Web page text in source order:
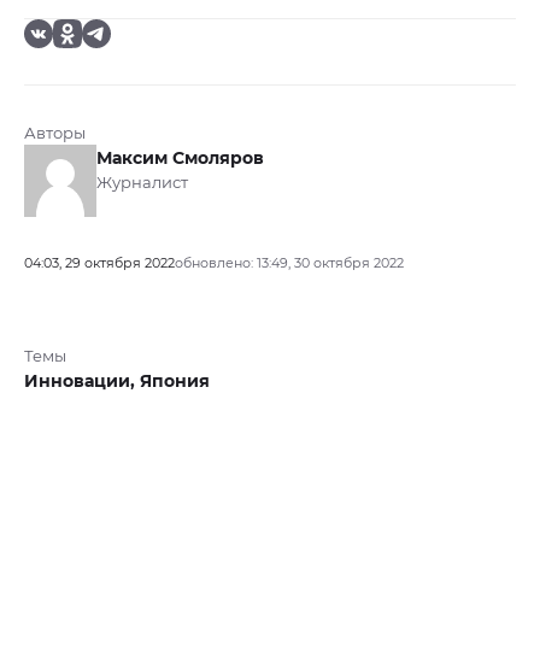
Авторы
Максим Смоляров
Журналист
04:03, 29 октября 2022обновлено: 13:49, 30 октября 2022
Темы
Инновации, Япония